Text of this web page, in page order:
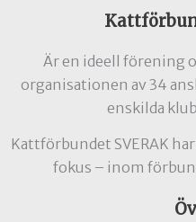
Är en ideell förening
organisationen av 34
enskilda
Kattförbundet SVERAK
fokus – inom